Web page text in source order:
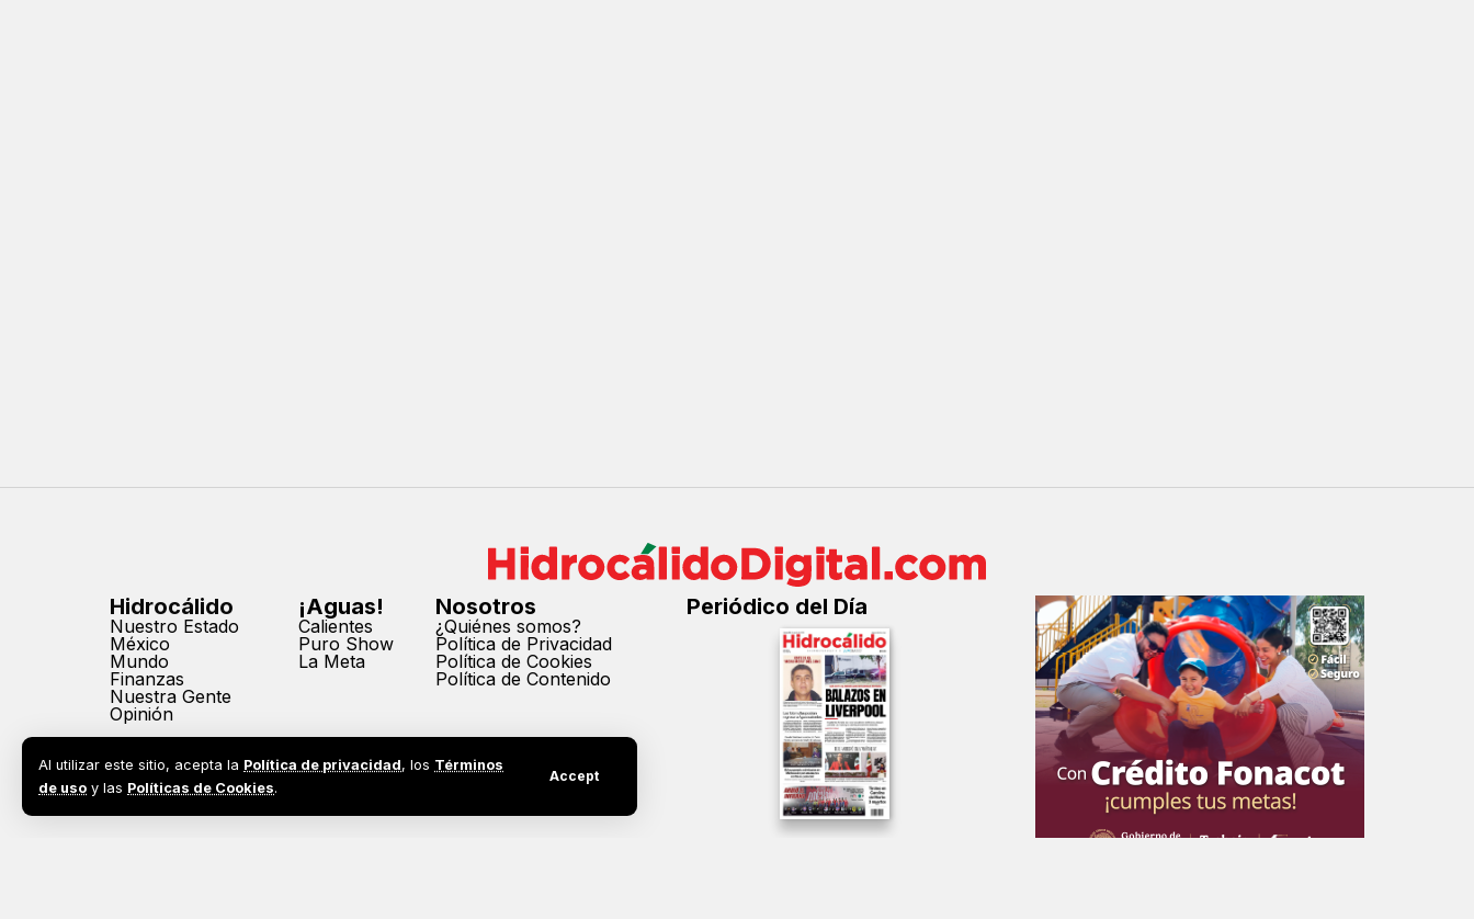
Al utilizar este sitio, acepta la Política de privacidad, los Términos
de uso y las Políticas de Cookies.
Accept
Hidrocálido
Nuestro Estado
México
Mundo
Finanzas
Nuestra Gente
Opinión
¡Aguas!
Calientes
Puro Show
La Meta
Nosotros
¿Quiénes somos?
Política de Privacidad
Política de Cookies
Política de Contenido
Periódico del Día